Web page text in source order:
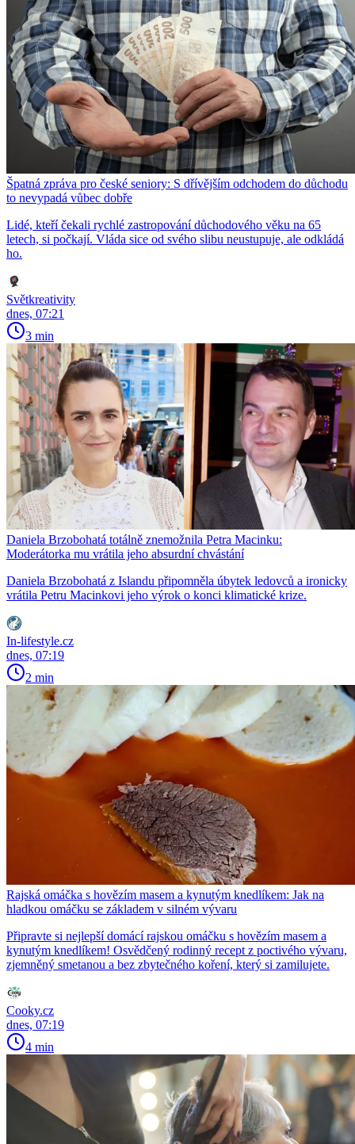
Špatná zpráva pro české seniory: S dřívějším odchodem do důchodu
to nevypadá vůbec dobře
Lidé, kteří čekali rychlé zastropování důchodového věku na 65
letech, si počkají. Vláda sice od svého slibu neustupuje, ale odkládá
ho.
Světkreativity
dnes, 07:21
3 min
Daniela Brzobohatá totálně znemožnila Petra Macinku:
Moderátorka mu vrátila jeho absurdní chvástání
Daniela Brzobohatá z Islandu připomněla úbytek ledovců a ironicky
vrátila Petru Macinkovi jeho výrok o konci klimatické krize.
In-lifestyle.cz
dnes, 07:19
2 min
Rajská omáčka s hovězím masem a kynutým knedlíkem: Jak na
hladkou omáčku se základem v silném vývaru
Připravte si nejlepší domácí rajskou omáčku s hovězím masem a
kynutým knedlíkem! Osvědčený rodinný recept z poctivého vývaru,
zjemněný smetanou a bez zbytečného koření, který si zamilujete.
Cooky.cz
dnes, 07:19
4 min